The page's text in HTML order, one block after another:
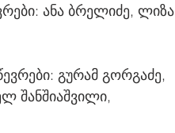
ანა ბრელიძე, ლიზა
გურამ გორგაძე,
შანშიაშვილი,